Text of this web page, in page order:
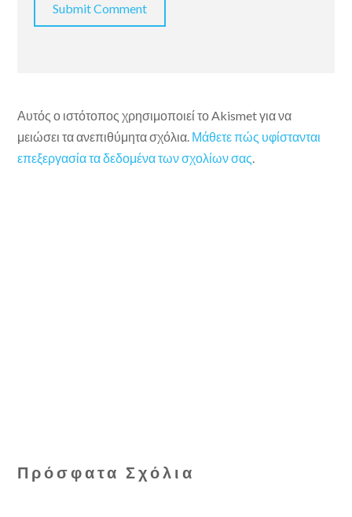
Αυτός ο ιστότοπος χρησιμοποιεί το Akismet για να
μειώσει τα ανεπιθύμητα σχόλια. Μάθετε πώς υφίστανται
επεξεργασία τα δεδομένα των σχολίων σας.
Πρόσφατα Σχόλια